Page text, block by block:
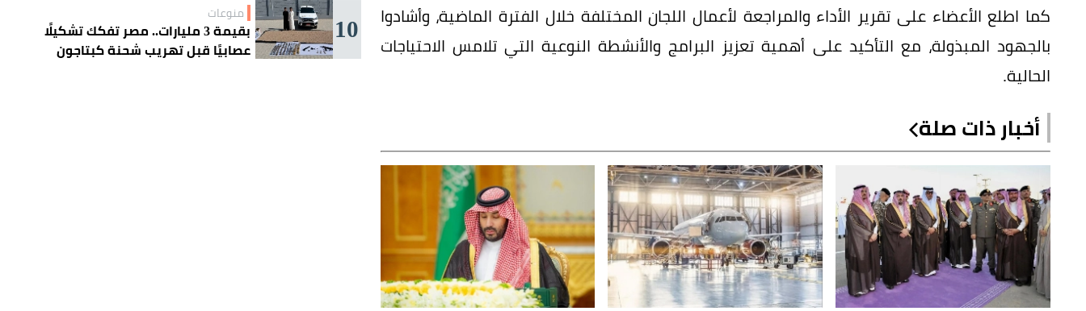
كما اطلع الأعضاء على تقرير الأداء والمراجعة لأعمال اللجان المختلفة خلال الفترة الماضية، وأشادوا
بالجهود المبذولة، مع التأكيد على أهمية تعزيز البرامج والأنشطة النوعية التي تلامس الاحتياجات
الحالية.
أخبار ذات صلة
10 منوعات
بقيمة 3 مليارات.. مصر تفكك تشكيلًا
عصابيًا قبل تهريب شحنة كبتاجون